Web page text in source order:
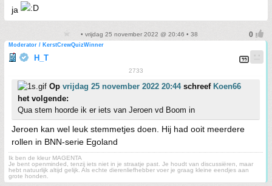
ja
• vrijdag 25 november 2022 @ 20:46 • 38
Moderator / KerstCrewQuizWinner
H_T
2733
Op vrijdag 25 november 2022 20:44schreef Koen66
het volgende:
Qua stem hoorde ik er iets van Jeroen vd Boom in
Jeroen kan wel leuk stemmetjes doen. Hij had ooit meerdere
rollen in BNN-serie Egoland
Ik ben de kleur MAGENTA
Je bent openminded, tenzij iets niet in je straatje past. Je houdt van discussiëren, maar
hebt natuurlijk altijd gelijk. Als echte dierenliefhebber voer je graag kleine eendjes aan
grote honden.